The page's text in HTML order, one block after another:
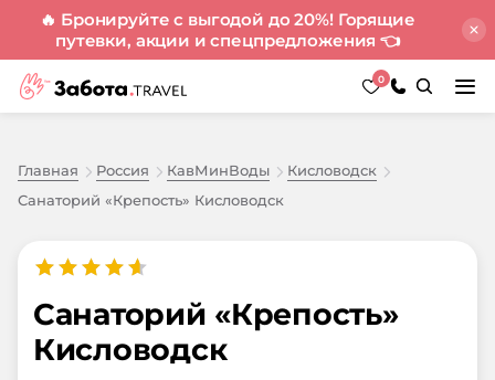
🔥 Бронируйте с выгодой до 20%! Горящие
путевки, акции и спецпредложения 👈
0
Главная Россия КавМинВоды
Кисловодск
Санаторий «Крепость» Кисловодск
Санаторий «Крепость»
Кисловодск